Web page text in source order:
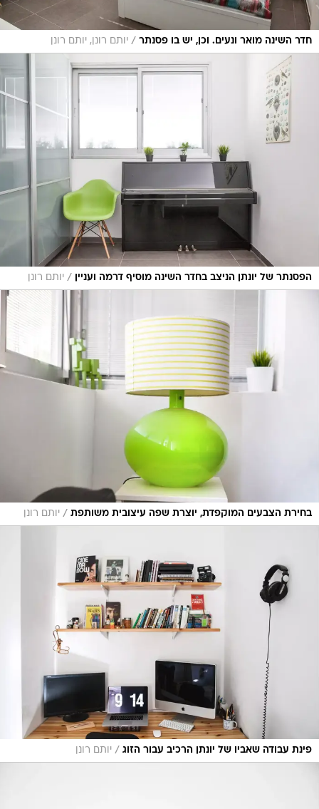
חדר השינה מואר ונעים. וכן, יש בו פסנתר / יותם רונן, יותם רונן
הפסנתר של יונתן הניצב בחדר השינה מוסיף דרמה ועניין / יותם רונן
בחירת הצבעים המוקפדת, יוצרת שפה עיצובית משותפת / יותם רונן
פינת עבודה שאביו של יונתן הרכיב עבור הזוג / יותם רונן